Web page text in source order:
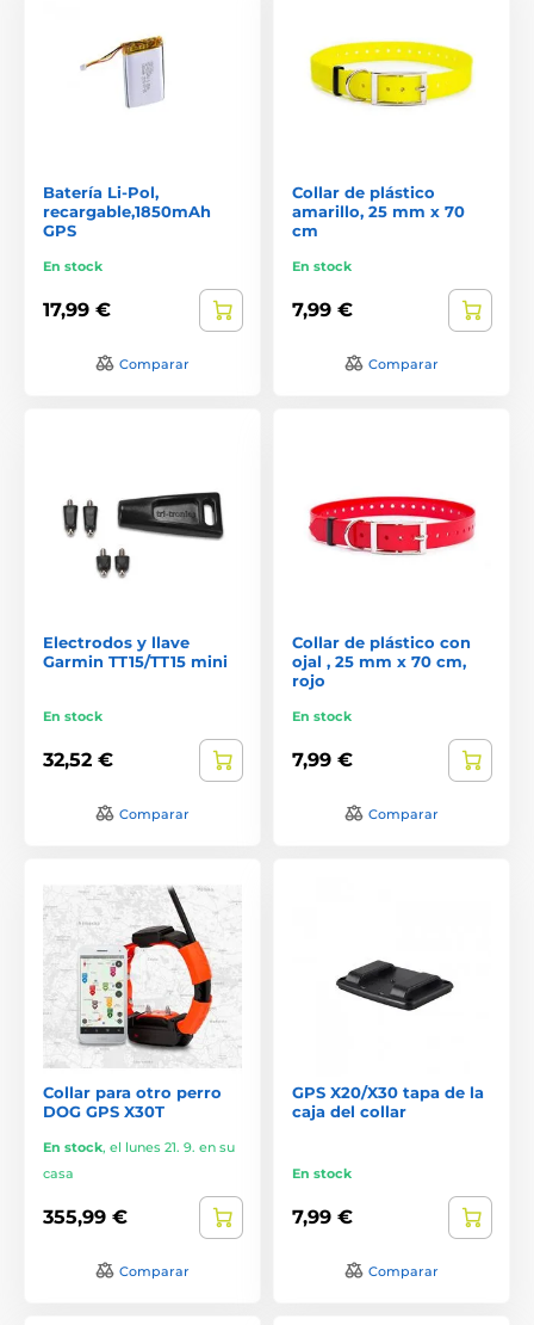
Batería Li-Pol,
recargable,1850mAh
GPS
En stock
17,99 €
Comparar
Collar de plástico
amarillo, 25 mm x 70
cm
En stock
7,99 €
Comparar
Electrodos y llave
Garmin TT15/TT15 mini
En stock
32,52 €
Comparar
Collar de plástico con
ojal , 25 mm x 70 cm,
rojo
En stock
7,99 €
Comparar
Collar para otro perro
DOG GPS X30T
En stock, el lunes 21. 9. en su
casa
355,99 €
Comparar
GPS X20/X30 tapa de la
caja del collar
En stock
7,99 €
Comparar